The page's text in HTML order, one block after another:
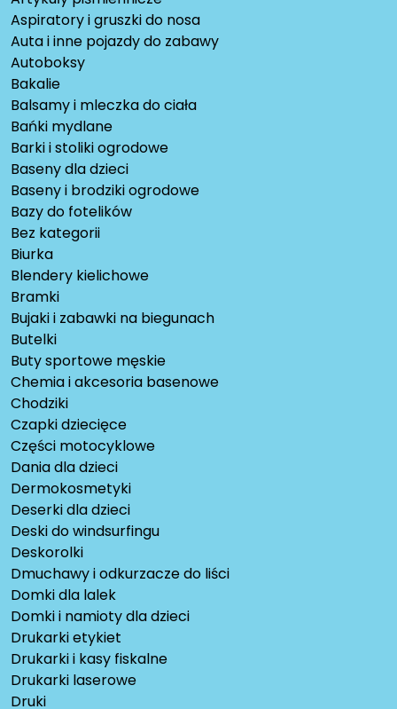
Aspiratory i gruszki do nosa
Auta i inne pojazdy do zabawy
Autoboksy
Bakalie
Balsamy i mleczka do ciała
Bańki mydlane
Barki i stoliki ogrodowe
Baseny dla dzieci
Baseny i brodziki ogrodowe
Bazy do fotelików
Bez kategorii
Biurka
Blendery kielichowe
Bramki
Bujaki i zabawki na biegunach
Butelki
Buty sportowe męskie
Chemia i akcesoria basenowe
Chodziki
Czapki dziecięce
Części motocyklowe
Dania dla dzieci
Dermokosmetyki
Deserki dla dzieci
Deski do windsurfingu
Deskorolki
Dmuchawy i odkurzacze do liści
Domki dla lalek
Domki i namioty dla dzieci
Drukarki etykiet
Drukarki i kasy fiskalne
Drukarki laserowe
Druki